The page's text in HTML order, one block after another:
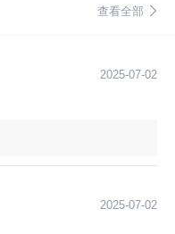
查看全部
2025-07-02
2025-07-02